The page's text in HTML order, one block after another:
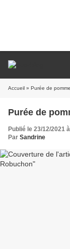
Accueil » Purée de
Purée de
Publié le 23/12/2021
Par Sandrine